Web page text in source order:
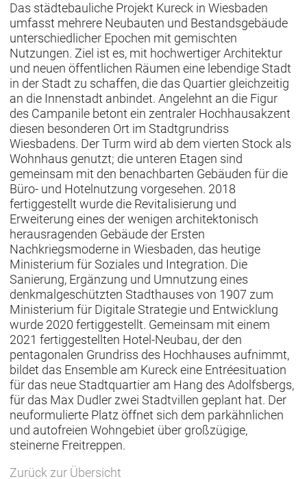
Das städtebauliche Projekt Kureck in Wiesbaden
umfasst mehrere Neubauten und Bestandsgebäude
unterschiedlicher Epochen mit gemischten
Nutzungen. Ziel ist es, mit hochwertiger Architektur
und neuen öffentlichen Räumen eine lebendige Stadt
in der Stadt zu schaffen, die das Quartier gleichzeitig
an die Innenstadt anbindet. Angelehnt an die Figur
des Campanile betont ein zentraler Hochhausakzent
diesen besonderen Ort im Stadtgrundriss
Wiesbadens. Der Turm wird ab dem vierten Stock als
Wohnhaus genutzt; die unteren Etagen sind
gemeinsam mit den benachbarten Gebäuden für die
Büro- und Hotelnutzung vorgesehen. 2018
fertiggestellt wurde die Revitalisierung und
Erweiterung eines der wenigen architektonisch
herausragenden Gebäude der Ersten
Nachkriegsmoderne in Wiesbaden, das heutige
Ministerium für Soziales und Integration. Die
Sanierung, Ergänzung und Umnutzung eines
denkmalgeschützten Stadthauses von 1907 zum
Ministerium für Digitale Strategie und Entwicklung
wurde 2020 fertiggestellt. Gemeinsam mit einem
2021 fertiggestellten Hotel-Neubau, der den
pentagonalen Grundriss des Hochhauses aufnimmt,
bildet das Ensemble am Kureck eine Entréesituation
für das neue Stadtquartier am Hang des Adolfsbergs,
für das Max Dudler zwei Stadtvillen geplant hat. Der
neuformulierte Platz öffnet sich dem parkähnlichen
und autofreien Wohngebiet über großzügige,
steinerne Freitreppen.
Zurück zur Übersicht